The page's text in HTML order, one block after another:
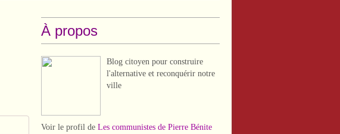
À propos
Blog citoyen pour construire
l'alternative et reconquérir notre
ville
Voir le profil de Les communistes de Pierre Bénite